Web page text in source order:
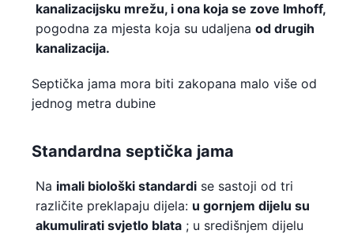
kanalizacijsku mrežu, i ona koja se zove Imhoff,
pogodna za mjesta koja su udaljena od drugih
kanalizacija.
Septička jama mora biti zakopana malo više od
jednog metra dubine
Standardna septička jama
Na imali biološki standardi se sastoji od tri
različite preklapaju dijela: u gornjem dijelu su
akumulirati svjetlo blata ; u središnjem dijelu